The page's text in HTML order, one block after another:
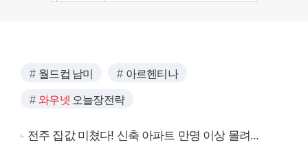
월드컵 남미 아르헨티나
와우넷 오늘장전략
전주 집값 미쳤다! 신축 아파트 만명 이상 몰려...